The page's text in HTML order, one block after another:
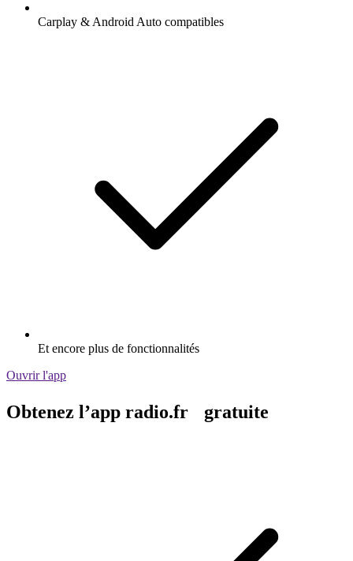
Carplay & Android Auto compatibles
Et encore plus de fonctionnalités
Ouvrir l'app
Obtenez l’app radio.fr gratuite